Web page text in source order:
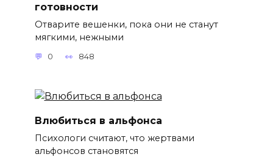
готовности
Отварите вешенки, пока они не станут
мягкими, нежными
0 848
Влюбиться в альфонса
Психологи считают, что жертвами
альфонсов становятся